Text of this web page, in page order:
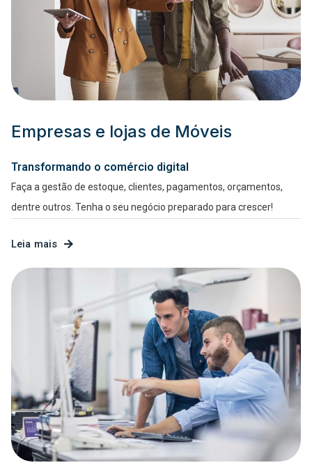
Empresas e lojas de Móveis
Transformando o comércio digital
Faça a gestão de estoque, clientes, pagamentos, orçamentos,
dentre outros. Tenha o seu negócio preparado para crescer!
Leia mais